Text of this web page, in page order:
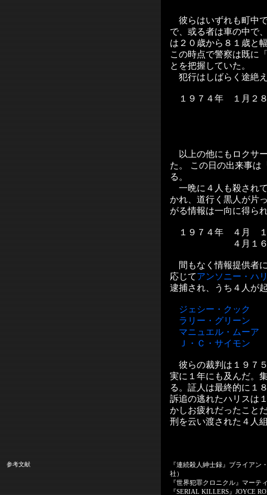
彼らはいずれも町中
で、或る者は車の中で
は２０歳から８１歳と
この時点で警察は既に
とを把握していた。
犯行はしばらく途絶
１９７４年 １月２
以上の他にもロクサ
た。 この日の出来事は
る。
一晩に４人も殺され
かれ、道行く黒人が片
がる情報は一向に得ら
１９７４年 ４月
４月１６
間もなく情報提供者
応じてアンソニー・ハ
逮捕され、うち４人が
ジェシー・クック
ラリー・グリーン
マニュエル・ムーア
Ｊ・Ｃ・サイモン
彼らの裁判は１９７
実に１年にも及んだ。
る。証人は最終的に１
訴追の逃れたハリスは
かしお疲れだったこと
刑を云い渡された４人
参考文献
『連続殺人紳士録』ブライア
社）
『世界犯罪クロニクル』マーテ
『SERIAL KILLERS』JOYCE